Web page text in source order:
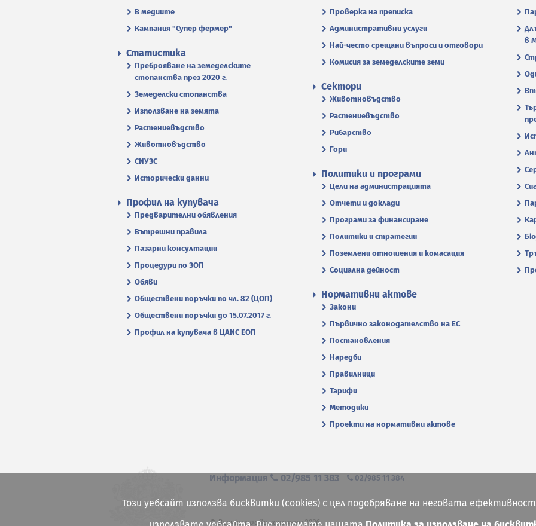
В медиите
Кампания "Супер фермер"
Проверка на преписка
Административни услуги
Най-често срещани въпроси и отговори
Комисия за земеделските земи
в
Статистика
Преброяване на земеделските
стопанства през 2020 г.
Земеделски стопанства
Използване на земята
Растениевъдство
Животновъдство
СИУЗС
Исторически данни
Сектори
Животновъдство
Растениевъдство
Рибарство
Гори
Политики и програми
Цели на администрацията
Отчети и доклади
Програми за финансиране
Политики и стратегии
Поземлени отношения и комасация
Социална дейност
Профил на купувача
Предварителни обявления
Вътрешни правила
Пазарни консултации
Процедури по ЗОП
Обяви
Обществени поръчки по чл. 82 (ЦОП)
Обществени поръчки до 15.07.2017 г.
Профил на купувача в ЦАИС ЕОП
Нормативни актове
Закони
Първично законодателство на ЕС
Постановления
Наредби
Правилници
Тарифи
Методики
Проекти на нормативни актове
Информация 02/985 11 383 02/985 11 384
© Всички права запазени 2026
Този уебсайт използва бисквитки (cookies) с цел подобряване на неговата